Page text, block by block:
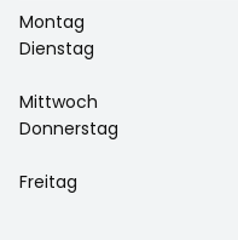
Montag
Dienstag
Mittwoch
Donnerstag
Freitag